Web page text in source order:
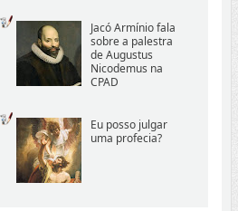
Jacó Armínio fala
sobre a palestra
de Augustus
Nicodemus na
CPAD
Eu posso julgar
uma profecia?